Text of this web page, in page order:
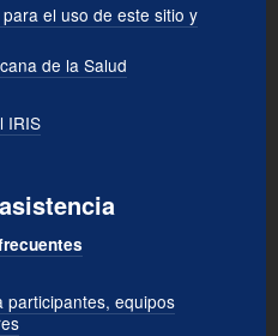
el uso de este sitio y
de la Salud
IRIS
participantes, equipos